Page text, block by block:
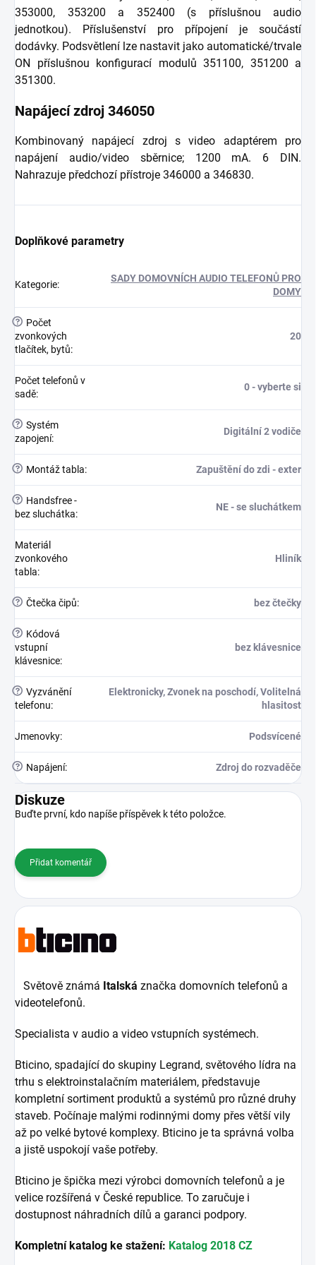
353000, 353200 a 352400 (s příslušnou audio
jednotkou). Příslušenství pro přípojení je součástí
dodávky. Podsvětlení lze nastavit jako automatické/trvale
ON příslušnou konfigurací modulů 351100, 351200 a
351300.
Napájecí zdroj 346050
Kombinovaný napájecí zdroj s video adaptérem pro
napájení audio/video sběrnice; 1200 mA. 6 DIN.
Nahrazuje předchozí přístroje 346000 a 346830.
Doplňkové parametry
Kategorie:
SADY DOMOVNÍCH AUDIO TELEFONŮ PRO
DOMY
?
Počet
zvonkových
tlačítek, bytů:
20
Počet telefonů v
sadě:
0 - vyberte si
? Systém
zapojení:
Digitální 2 vodiče
? Montáž tabla: Zapuštění do zdi - exter
?
Handsfree -
bez sluchátka:
NE - se sluchátkem
Materiál
zvonkového
tabla:
Hliník
? Čtečka čipů: bez čtečky
?
Kódová
vstupní
klávesnice:
bez klávesnice
? Vyzvánění
telefonu:
Elektronicky, Zvonek na poschodí, Volitelná
hlasitost
Jmenovky: Podsvícené
? Napájení: Zdroj do rozvaděče
Diskuze
Buďte první, kdo napíše příspěvek k této položce.
Přidat komentář
Světově známá Italská značka domovních telefonů a
videotelefonů.
Specialista v audio a video vstupních systémech.
Bticino, spadající do skupiny Legrand, světového lídra na
trhu s elektroinstalačním materiálem, představuje
kompletní sortiment produktů a systémů pro různé druhy
staveb. Počínaje malými rodinnými domy přes větší vily
až po velké bytové komplexy. Bticino je ta správná volba
a jistě uspokojí vaše potřeby.
Bticino je špička mezi výrobci domovních telefonů a je
velice rozšířená v České republice. To zaručuje i
dostupnost náhradních dílů a garanci podpory.
Kompletní katalog ke stažení: Katalog 2018 CZ